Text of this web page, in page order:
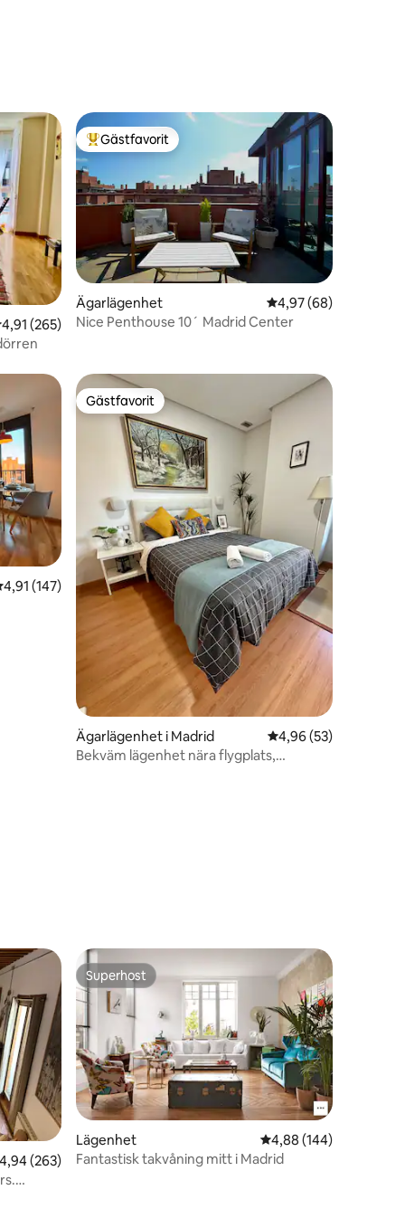
av 5 i genomsnittligt betyg, 265 omdömen
4,91 (265)
Populär gästfavorit
Gästfavorit
Ägarlägenhet 4,97 av 5 i
4,97 (68)
Nice Penthouse 10´ Madrid Center
av 5 i genomsnittligt betyg, 147 omdömen
4,91 (147)
Gästfavorit
Gästfavorit
Ägarlägenhet i Madrid 4,96 av 5 i
4,96 (53)
Bekväm lägenhet nära flygplats,
av 5 i genomsnittligt betyg, 263 omdömen
4,94 (263)
Superhost
Superhost
Lägenhet 4,88 av 5 i
4,88 (144)
Fantastisk takvåning mitt i Madrid